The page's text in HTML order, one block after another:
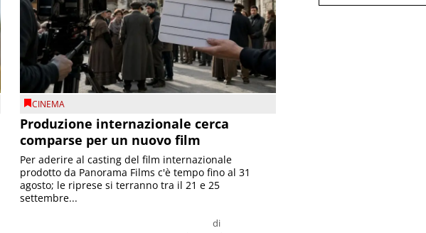
CINEMA
Produzione internazionale cerca
comparse per un nuovo film
di
Per aderire al casting del film internazionale
prodotto da Panorama Films c'è tempo fino al 31
agosto; le riprese si terranno tra il 21 e 25
settembre...